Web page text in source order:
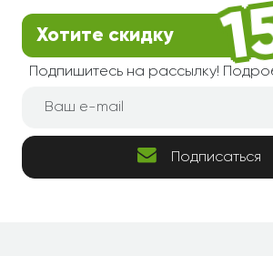
Хотите скидку
Подпишитесь на рассылку!
Подписаться